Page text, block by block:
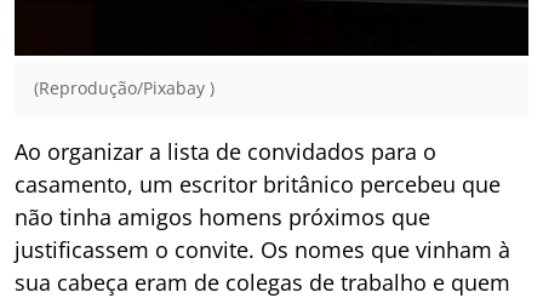
(Reprodução/Pixabay )
Ao organizar a lista de convidados para o
casamento, um escritor britânico percebeu que
não tinha amigos homens próximos que
justificassem o convite. Os nomes que vinham à
sua cabeça eram de colegas de trabalho e quem